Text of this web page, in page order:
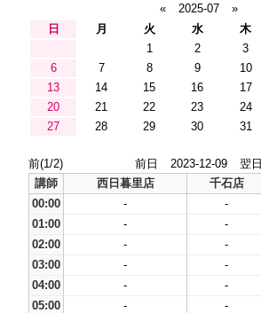
« 2025-07 »
日 月 火 水 木
1
2 3
6
7 8 9 10
13
14 15 16 17
20
21 22 23 24
27
28 29 30 31
前(1/2) 前日 2023-12-09
翌日
講師
西日暮里店 千石店
00:00
- -
01:00
- -
02:00
- -
03:00
- -
04:00
- -
05:00
- -